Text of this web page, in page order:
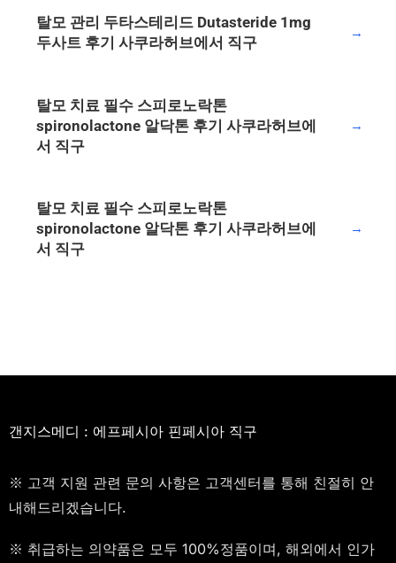
탈모 관리 두타스테리드 Dutasteride 1mg
두사트 후기 사쿠라허브에서 직구
→
탈모 치료 필수 스피로노락톤
spironolactone 알닥톤 후기 사쿠라허브에
서 직구
→
탈모 치료 필수 스피로노락톤
spironolactone 알닥톤 후기 사쿠라허브에
서 직구
→
갠지스메디 : 에프페시아 핀페시아 직구
※ 고객 지원 관련 문의 사항은 고객센터를 통해 친절히 안
내해드리겠습니다.
※ 취급하는 의약품은 모두 100%정품이며, 해외에서 인가